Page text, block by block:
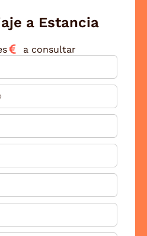
a Estancia
a consultar